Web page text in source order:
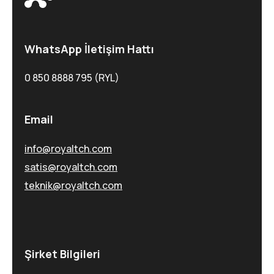
WhatsApp İletişim Hattı
0 850 8888 795 (RYL)
Email
info@royaltch.com
satis@royaltch.com
teknik@royaltch.com
Şirket Bilgileri